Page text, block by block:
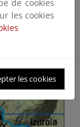
de cookies
les cookies
les cookies